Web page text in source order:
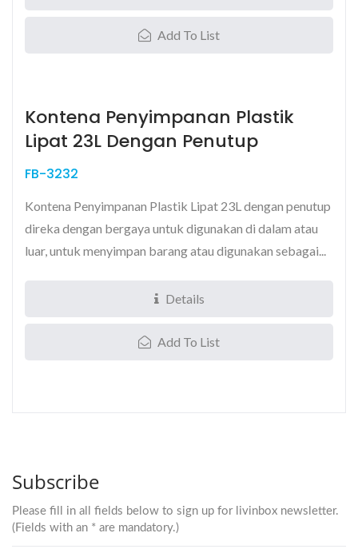
Add To List
Kontena Penyimpanan Plastik
Lipat 23L Dengan Penutup
FB-3232
Kontena Penyimpanan Plastik Lipat 23L dengan penutup
direka dengan bergaya untuk digunakan di dalam atau
luar, untuk menyimpan barang atau digunakan sebagai...
Details
Add To List